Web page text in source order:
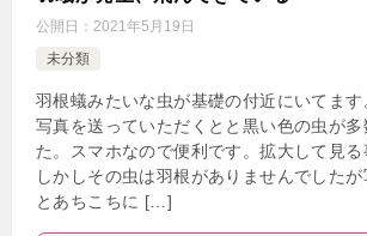
公開日： 2021年5月19日
未分類
羽根蟻みたいな虫が基礎の付近にいてます
写真を送っていただくとと黒い色の虫が多
た。スマホなので便利です。拡大して見る
しかしその虫は羽根がありませんでした
とあちこちに […]